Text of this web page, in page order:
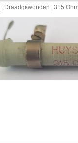
Draadgewonden 315